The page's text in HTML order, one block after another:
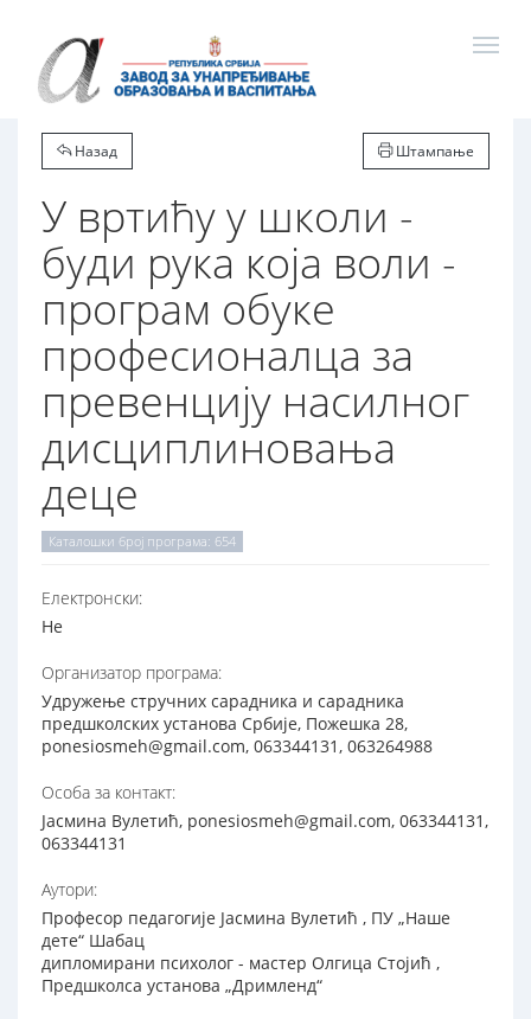
Назад Штампање
У вртићу у школи -
буди рука која воли -
програм обуке
професионалца за
превенцију насилног
дисциплиновања
деце
Каталошки број програма: 654
Електронски:
Не
Организатор програма:
Удружење стручних сарадника и сарадника
предшколских установа Србије, Пожешка 28,
ponesiosmeh@gmail.com, 063344131, 063264988
Особа за контакт:
Јасмина Вулетић, ponesiosmeh@gmail.com, 063344131,
063344131
Аутори:
Професор педагогије Јасмина Вулетић , ПУ „Наше
дете“ Шабац
дипломирани психолог - мастер Олгица Стојић ,
Предшколса установа „Дримленд“